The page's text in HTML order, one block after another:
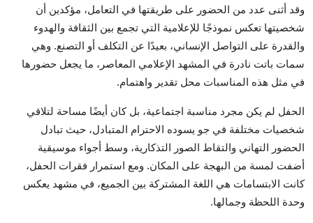
وقد أثنى عدد من الحضور على طريقتها في التعامل، مؤكدين أن
شخصيتها تعكس نموذجًا للإعلامية التي تجمع بين الثقافة والهدوء
والقدرة على التواصل الإنساني، بعيدًا عن التكلف أو التصنع. وهي
سمات باتت نادرة في المشهد الإعلامي المعاصر، ما يجعل حضورها
في مثل هذه المناسبات محل تقدير واهتمام.
الحفل لم يكن مجرد مناسبة اجتماعية، بل كان أيضًا مساحة لتلاقي
شخصيات مختلفة في جو يسوده الاحترام المتبادل، حيث تبادل
الحضور التهاني والتقاط الصور التذكارية، وسط أجواء موسيقية
أضفت لمسة من البهجة على المكان. ومع استمرار فقرات الحفل،
كانت الابتسامات هي اللغة المشتركة بين الجميع، في مشهد يعكس
وحدة اللحظة وجمالها.